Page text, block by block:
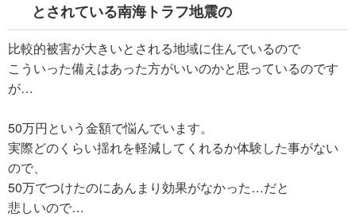
とされている南海トラフ地震の
比較的被害が大きいとされる地域に住んでいるので
こういった備えはあった方がいいのかと思っているのです
が…
50万円という金額で悩んでいます。
実際どのくらい揺れを軽減してくれるか体験した事がない
ので、
50万でつけたのにあんまり効果がなかった…だと
悲しいので…